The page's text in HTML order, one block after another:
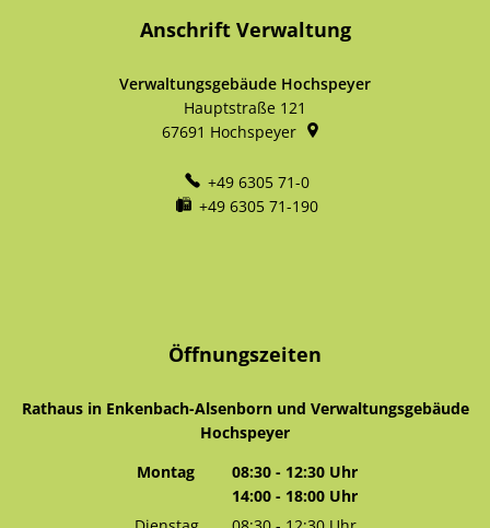
Anschrift Verwaltung
Verwaltungsgebäude Hochspeyer
Hauptstraße 121
67691 Hochspeyer
+49 6305 71-0
+49 6305 71-190
Öffnungszeiten
Rathaus in Enkenbach-Alsenborn und Verwaltungsgebäude
Hochspeyer
Montag
08:30- 12:30Uhr
Von 08:30 bis 12:30 Uhr
14:00- 18:00Uhr
Von 14:00 bis 18:00 Uhr